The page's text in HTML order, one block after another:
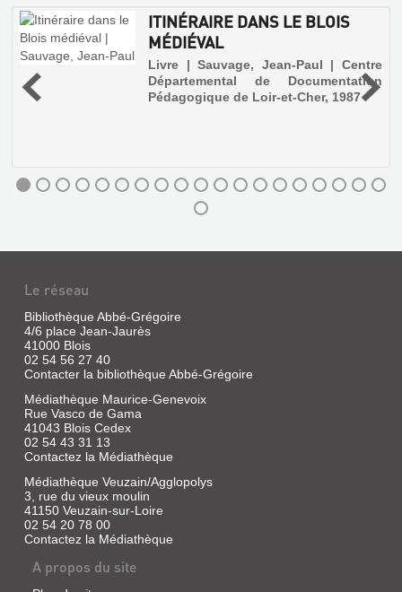
SERVICE
ÉDUCATIF
DU
CHATEAU
ET
DES
MUSÉES
DE
BLOIS...
Livre
du
ITINÉRAIRE DANS LE BLOIS
MÉDIÉVAL
Livre | Sauvage, Jean-Paul | Centre
Départemental de Documentation
Pédagogique de Loir-et-Cher, 1987
ITINÉRAIRE
DANS
LE
BLOIS
MÉDIÉVAL
Livre
|
Sauvage,
Jean-
Paul
|
Centre
Départemental
Le réseau
Bibliothèque Abbé-Grégoire
4/6 place Jean-Jaurès
41000 Blois
02 54 56 27 40
Contacter la bibliothèque Abbé-Grégoire
Médiathèque Maurice-Genevoix
Rue Vasco de Gama
41043 Blois Cedex
02 54 43 31 13
Contactez la Médiathèque
Médiathèque Veuzain/Agglopolys
3, rue du vieux moulin
41150 Veuzain-sur-Loire
02 54 20 78 00
Contactez la Médiathèque
A propos du site